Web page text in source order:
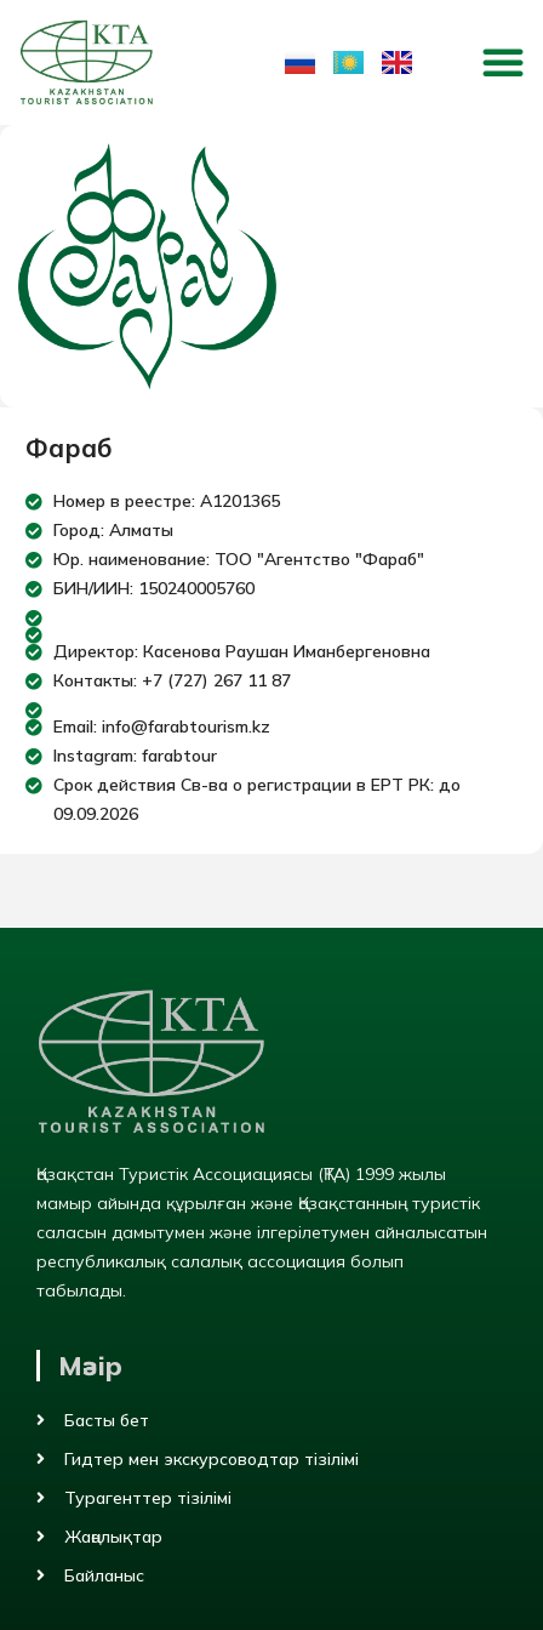
content
Фараб
Номер в реестре: A1201365
Город: Алматы
Юр. наименование: ТОО "Агентство "Фараб"
БИН/ИИН: 150240005760
Директор: Касенова Раушан Иманбергеновна
Контакты: +7 (727) 267 11 87
Email: info@farabtourism.kz
Instagram: farabtour
Срок действия Св-ва о регистрации в ЕРТ РК: до
09.09.2026
Қазақстан Туристік Ассоциациясы (ҚТА) 1999 жылы
мамыр айында құрылған және Қазақстанның туристік
саласын дамытумен және ілгерілетумен айналысатын
республикалық салалық ассоциация болып
табылады.
Мәзір
Басты бет
Гидтер мен экскурсоводтар тізілімі
Турагенттер тізілімі
Жаңалықтар
Байланыс